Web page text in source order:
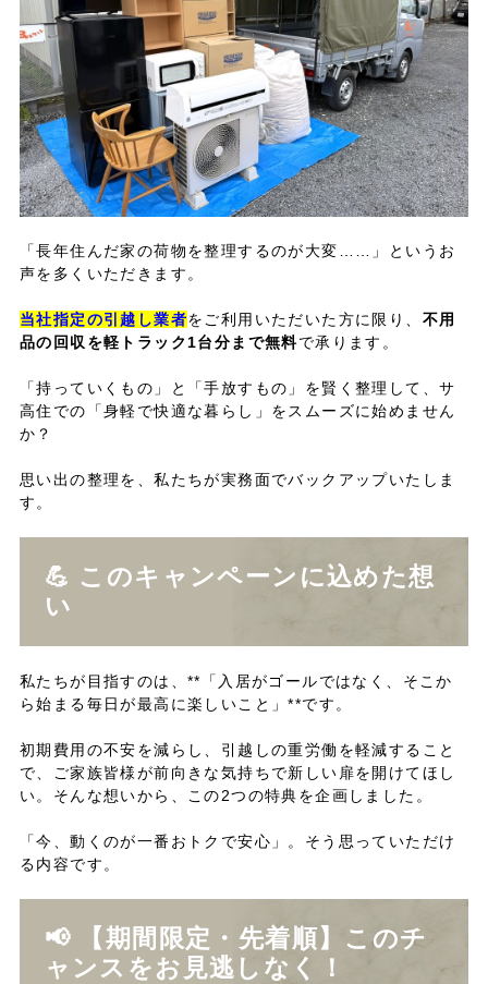
「長年住んだ家の荷物を整理するのが大変……」というお
声を多くいただきます。
当社指定の引越し業者をご利用いただいた方に限り、 不用
品の回収を軽トラック1台分まで無料で承ります。
「持っていくもの」と「手放すもの」を賢く整理して、サ
高住での「身軽で快適な暮らし」をスムーズに始めません
か？
思い出の整理を、私たちが実務面でバックアップいたしま
す。
💪 このキャンペーンに込めた想
い
私たちが目指すのは、**「入居がゴールではなく、そこか
ら始まる毎日が最高に楽しいこと」**です。
初期費用の不安を減らし、引越しの重労働を軽減すること
で、ご家族皆様が前向きな気持ちで新しい扉を開けてほし
い。そんな想いから、この2つの特典を企画しました。
「今、動くのが一番おトクで安心」。そう思っていただけ
る内容です。
📢 【期間限定・先着順】このチ
ャンスをお見逃しなく！